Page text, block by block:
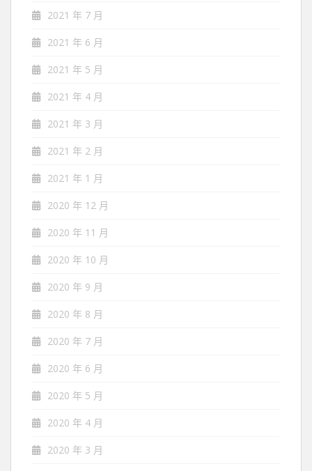
2021 年 7 月
2021 年 6 月
2021 年 5 月
2021 年 4 月
2021 年 3 月
2021 年 2 月
2021 年 1 月
2020 年 12 月
2020 年 11 月
2020 年 10 月
2020 年 9 月
2020 年 8 月
2020 年 7 月
2020 年 6 月
2020 年 5 月
2020 年 4 月
2020 年 3 月